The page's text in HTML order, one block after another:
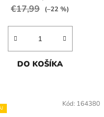
€17,99 (–22 %)
DO KOŠÍKA
Kód: 164380